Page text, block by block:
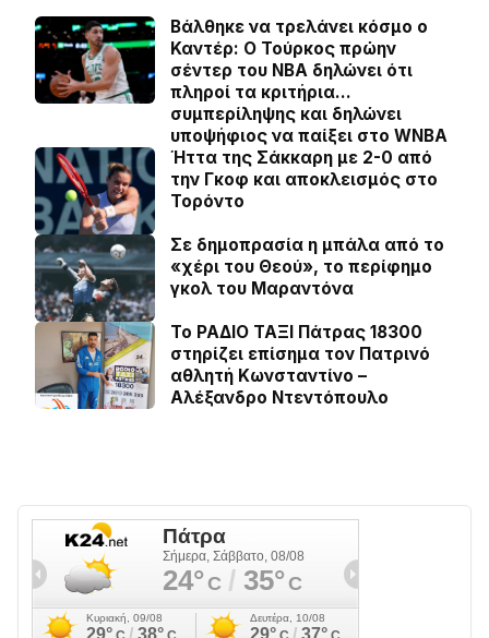
Βάλθηκε να τρελάνει κόσμο ο
Καντέρ: Ο Τούρκος πρώην
σέντερ του NBA δηλώνει ότι
πληροί τα κριτήρια…
συμπερίληψης και δηλώνει
υποψήφιος να παίξει στο WNBA
Ήττα της Σάκκαρη με 2-0 από
την Γκοφ και αποκλεισμός στο
Τορόντο
Σε δημοπρασία η μπάλα από το
«χέρι του Θεού», το περίφημο
γκολ του Μαραντόνα
Το ΡΑΔΙΟ ΤΑΞΙ Πάτρας 18300
στηρίζει επίσημα τον Πατρινό
αθλητή Κωνσταντίνο –
Αλέξανδρο Ντεντόπουλο